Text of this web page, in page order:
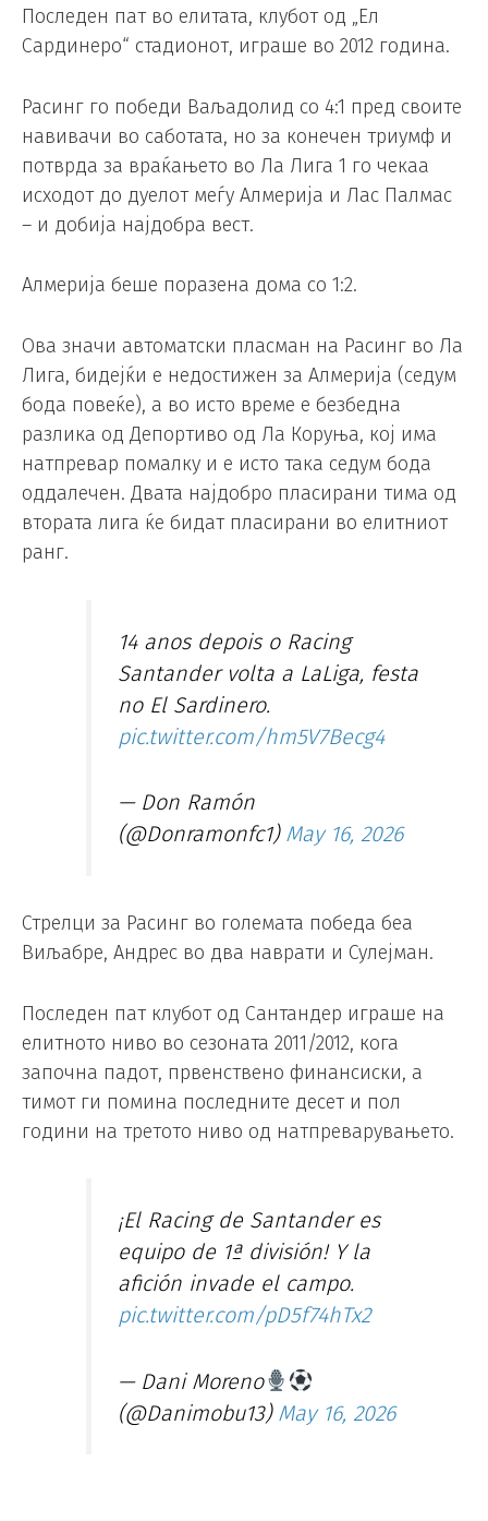
Последен пат во елитата, клубот од „Ел
Сардинеро“ стадионот, играше во 2012 година.
Расинг го победи Ваљадолид со 4:1 пред своите
навивачи во саботата, но за конечен триумф и
потврда за враќањето во Ла Лига 1 го чекаа
исходот до дуелот меѓу Алмерија и Лас Палмас
– и добија најдобра вест.
Алмерија беше поразена дома со 1:2.
Ова значи автоматски пласман на Расинг во Ла
Лига, бидејќи е недостижен за Алмерија (седум
бода повеќе), а во исто време е безбедна
разлика од Депортиво од Ла Коруња, кој има
натпревар помалку и е исто така седум бода
оддалечен. Двата најдобро пласирани тима од
втората лига ќе бидат пласирани во елитниот
ранг.
14 anos depois o Racing
Santander volta a LaLiga, festa
no El Sardinero.
pic.twitter.com/hm5V7Becg4
— Don Ramón
(@Donramonfc1) May 16, 2026
Стрелци за Расинг во големата победа беа
Виљабре, Андрес во два наврати и Сулејман.
Последен пат клубот од Сантандер играше на
елитното ниво во сезоната 2011/2012, кога
започна падот, првенствено финансиски, а
тимот ги помина последните десет и пол
години на третото ниво од натпреварувањето.
¡El Racing de Santander es
equipo de 1ª división! Y la
afición invade el campo.
pic.twitter.com/pD5f74hTx2
— Dani Moreno
(@Danimobu13) May 16, 2026